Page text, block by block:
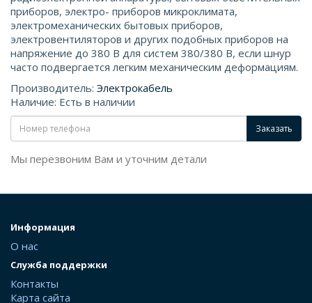
приборов, электро- приборов микроклимата,
электромеханических бытовых приборов,
электровентиляторов и других подобных приборов на
напряжение до 380 В для систем 380/380 В, если шнур
часто подвергается легким механическим деформациям.
Производитель: Электрокабель
Наличие: Есть в наличии
Заказать
Мы перезвоним Вам и уточним детали
Информация
О нас
Служба поддержки
Контакты
Карта сайта